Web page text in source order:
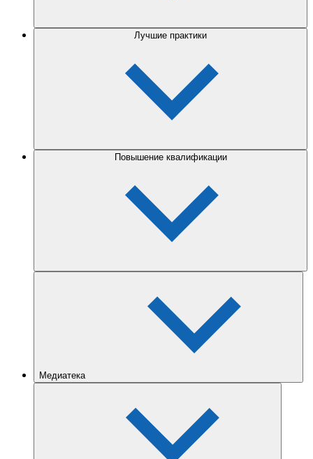
Лучшие практики
Повышение квалификации
Медиатека